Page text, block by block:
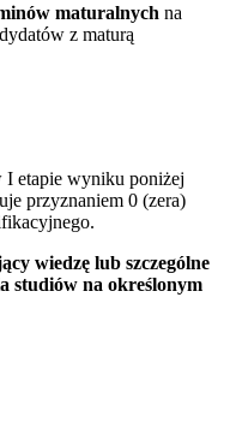
maturalnych na
z maturą
I etapie wyniku poniżej
przyznaniem 0 (zera)
wiedzę lub szczególne
studiów na określonym